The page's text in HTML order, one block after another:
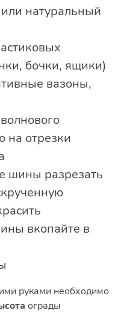
натуральный
бочки, ящики)
вазоны,
на отрезки
шины разрезать
вкопайте в
руками необходимо
ограды